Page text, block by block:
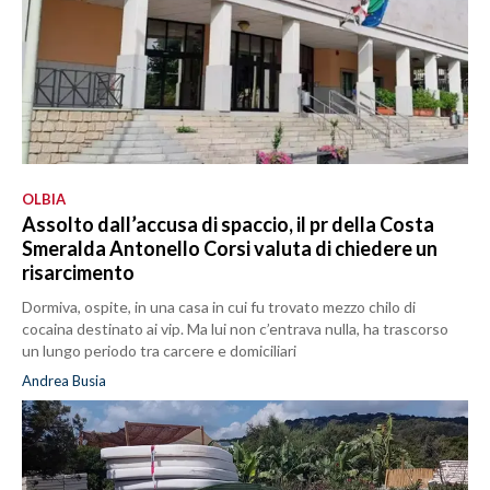
OLBIA
Assolto dall’accusa di spaccio, il pr della Costa
Smeralda Antonello Corsi valuta di chiedere un
risarcimento
Dormiva, ospite, in una casa in cui fu trovato mezzo chilo di
cocaina destinato ai vip. Ma lui non c’entrava nulla, ha trascorso
un lungo periodo tra carcere e domiciliari
Andrea Busia